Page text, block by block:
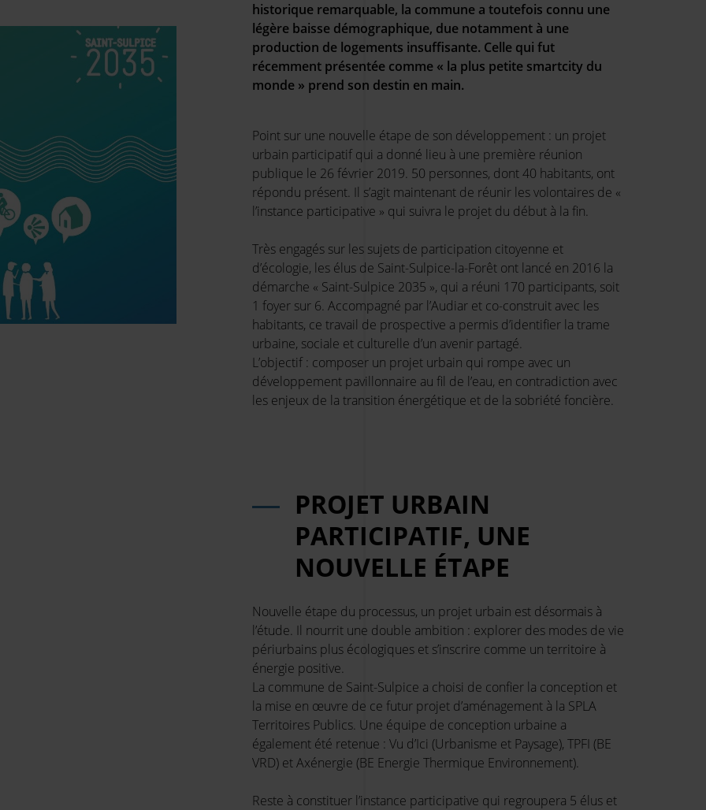
historique remarquable, la commune a toutefois connu une
légère baisse démographique, due notamment à une
production de logements insuffisante. Celle qui fut
récemment présentée comme « la plus petite smartcity du
monde » prend son destin en main.
Point sur une nouvelle étape de son développement : un projet
urbain participatif qui a donné lieu à une première réunion
publique le 26 février 2019. 50 personnes, dont 40 habitants, ont
répondu présent. Il s’agit maintenant de réunir les volontaires de «
l’instance participative » qui suivra le projet du début à la fin.
Très engagés sur les sujets de participation citoyenne et
d’écologie, les élus de Saint-Sulpice-la-Forêt ont lancé en 2016 la
démarche « Saint-Sulpice 2035 », qui a réuni 170 participants, soit
1 foyer sur 6. Accompagné par l’Audiar et co-construit avec les
habitants, ce travail de prospective a permis d’identifier la trame
urbaine, sociale et culturelle d’un avenir partagé.
L’objectif : composer un projet urbain qui rompe avec un
développement pavillonnaire au fil de l’eau, en contradiction avec
les enjeux de la transition énergétique et de la sobriété foncière.
PROJET URBAIN
PARTICIPATIF, UNE
NOUVELLE ÉTAPE
Nouvelle étape du processus, un projet urbain est désormais à
l’étude. Il nourrit une double ambition : explorer des modes de vie
périurbains plus écologiques et s’inscrire comme un territoire à
énergie positive.
La commune de Saint-Sulpice a choisi de confier la conception et
la mise en œuvre de ce futur projet d’aménagement à la SPLA
Territoires Publics. Une équipe de conception urbaine a
également été retenue : Vu d’Ici (Urbanisme et Paysage), TPFI (BE
VRD) et Axénergie (BE Energie Thermique Environnement).
Reste à constituer l’instance participative qui regroupera 5 élus et